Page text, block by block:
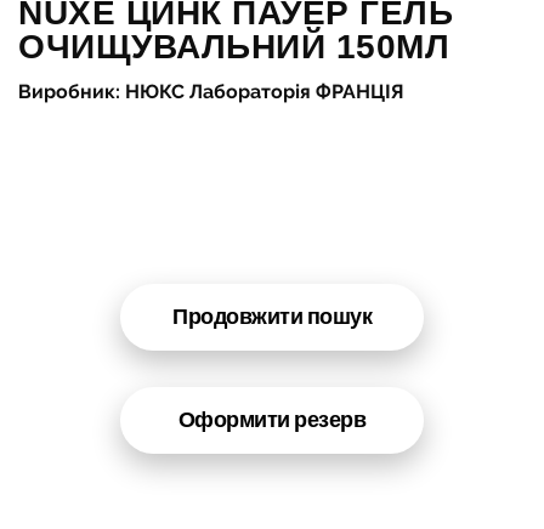
NUXE ЦИНК ПАУЕР ГЕЛЬ
ОЧИЩУВАЛЬНИЙ 150МЛ
Виробник: НЮКС Лабораторія ФРАНЦІЯ
Продовжити пошук
Оформити резерв